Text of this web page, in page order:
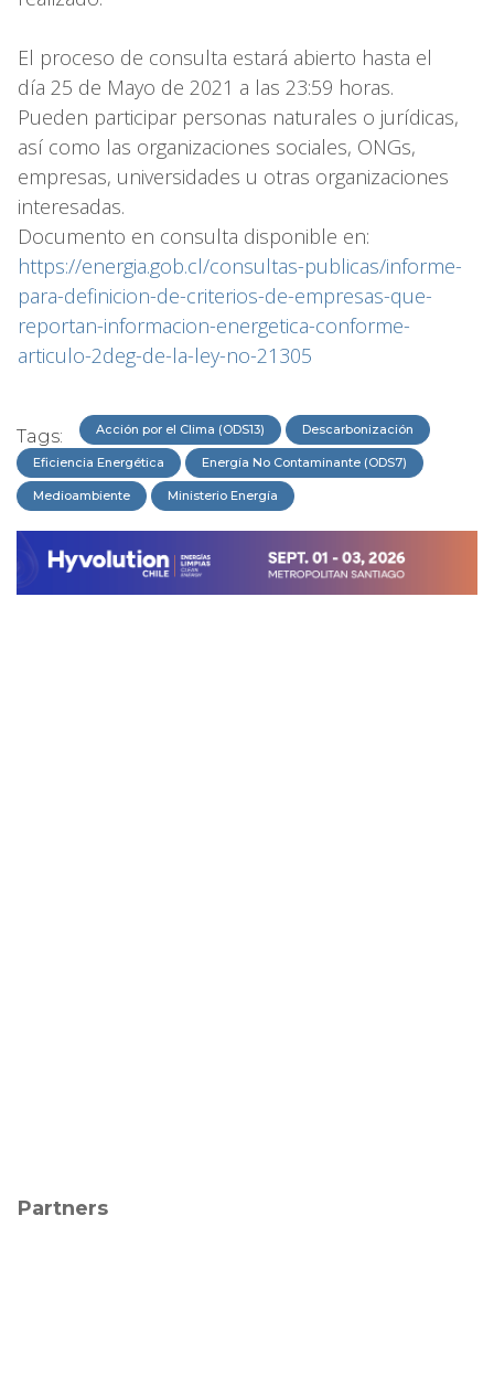
El proceso de consulta estará abierto hasta el
día 25 de Mayo de 2021 a las 23:59 horas.
Pueden participar personas naturales o jurídicas,
así como las organizaciones sociales, ONGs,
empresas, universidades u otras organizaciones
interesadas.
Documento en consulta disponible en:
https://energia.gob.cl/consultas-publicas/informe-
para-definicion-de-criterios-de-empresas-que-
reportan-informacion-energetica-conforme-
articulo-2deg-de-la-ley-no-21305
Tags: Acción por el Clima (ODS13) Descarbonización
Eficiencia Energética Energía No Contaminante (ODS7)
Medioambiente Ministerio Energía
Partners